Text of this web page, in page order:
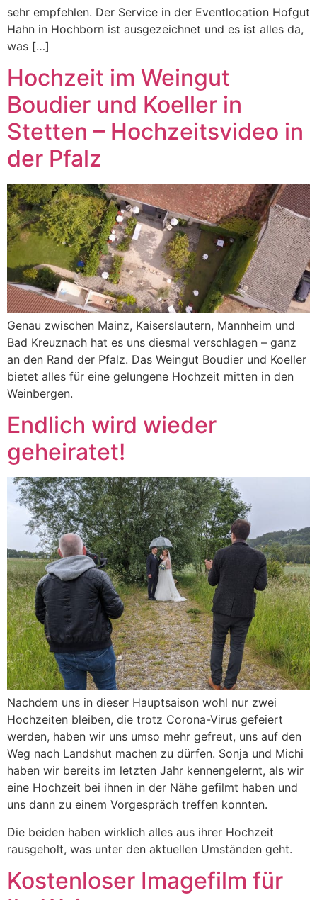
sehr empfehlen. Der Service in der Eventlocation Hofgut
Hahn in Hochborn ist ausgezeichnet und es ist alles da,
was […]
Hochzeit im Weingut
Boudier und Koeller in
Stetten – Hochzeitsvideo in
der Pfalz
Genau zwischen Mainz, Kaiserslautern, Mannheim und
Bad Kreuznach hat es uns diesmal verschlagen – ganz
an den Rand der Pfalz. Das Weingut Boudier und Koeller
bietet alles für eine gelungene Hochzeit mitten in den
Weinbergen.
Endlich wird wieder
geheiratet!
Nachdem uns in dieser Hauptsaison wohl nur zwei
Hochzeiten bleiben, die trotz Corona-Virus gefeiert
werden, haben wir uns umso mehr gefreut, uns auf den
Weg nach Landshut machen zu dürfen. Sonja und Michi
haben wir bereits im letzten Jahr kennengelernt, als wir
eine Hochzeit bei ihnen in der Nähe gefilmt haben und
uns dann zu einem Vorgespräch treffen konnten.
Die beiden haben wirklich alles aus ihrer Hochzeit
rausgeholt, was unter den aktuellen Umständen geht.
Kostenloser Imagefilm für